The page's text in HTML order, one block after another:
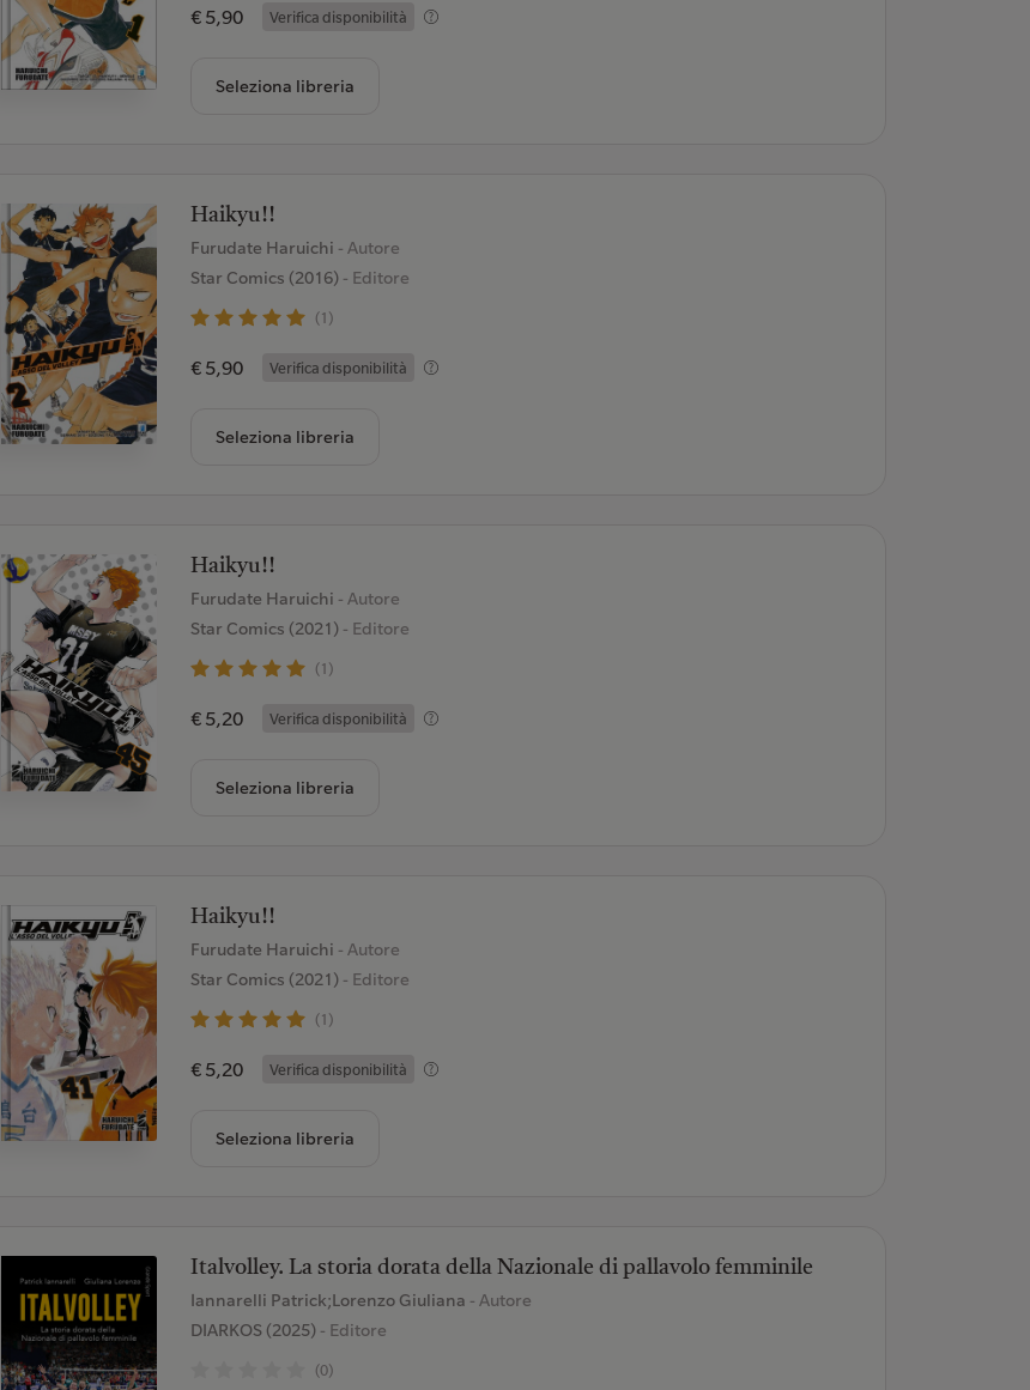
€ 5,90 Verifica disponibilità
Seleziona libreria
Haikyu!!
Furudate Haruichi - Autore
Star Comics (2016)- Editore
(1)
€ 5,90 Verifica disponibilità
Seleziona libreria
Haikyu!!
Furudate Haruichi - Autore
Star Comics (2021)- Editore
(1)
€ 5,20 Verifica disponibilità
Seleziona libreria
Haikyu!!
Furudate Haruichi - Autore
Star Comics (2021)- Editore
(1)
€ 5,20 Verifica disponibilità
Seleziona libreria
Italvolley. La storia dorata della Nazionale di pallavolo femminile
Iannarelli Patrick;Lorenzo Giuliana - Autore
DIARKOS (2025)- Editore
(0)